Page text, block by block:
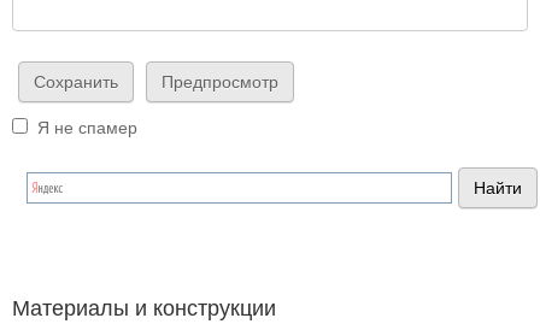
Я не спамер
Я спамер
Материалы и конструкции